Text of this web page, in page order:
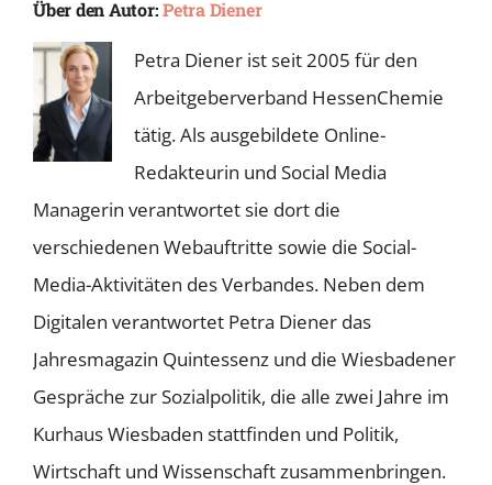
Über den Autor:Petra Diener
Petra Diener ist seit 2005 für den
Arbeitgeberverband HessenChemie
tätig. Als ausgebildete Online-
Redakteurin und Social Media
Managerin verantwortet sie dort die
verschiedenen Webauftritte sowie die Social-
Media-Aktivitäten des Verbandes. Neben dem
Digitalen verantwortet Petra Diener das
Jahresmagazin Quintessenz und die Wiesbadener
Gespräche zur Sozialpolitik, die alle zwei Jahre im
Kurhaus Wiesbaden stattfinden und Politik,
Wirtschaft und Wissenschaft zusammenbringen.